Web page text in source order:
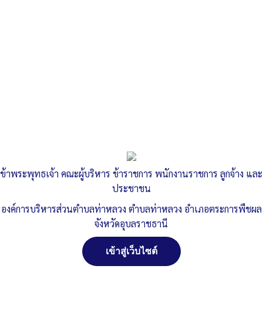
ข้าพระพุทธเจ้า คณะผู้บริหาร ข้าราชการ พนักงานราชการ ลูกจ้าง และ
ประชาชน
องค์การบริหารส่วนตำบลท่าหลวง ตำบลท่าหลวง อำเภอตระการพืชผล
จังหวัดอุบลราชธานี
เข้าสู่เว็บไซต์